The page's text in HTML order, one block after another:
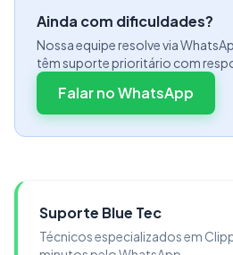
novamente a devolução.
Importação de Cupom Fiscal
Ainda com dificuldades?
Nossa equipe resolve via
têm suporte prioritário com
Falar no WhatsApp
Suporte Blue Tec
Técnicos especializados em